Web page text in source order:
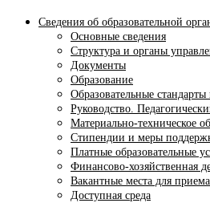
Сведения об образовательной
Основные сведения
Структура и органы
Документы
Образование
Образовательные стандарты
Руководство.
Материально-техническое
Стипендии и меры
Платные образовательные
Финансово-хозяйственная
Вакантные места для
Доступная среда